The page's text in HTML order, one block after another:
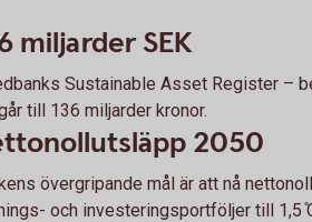
miljarder SEK
Sustainable Asset Register –
till 136 miljarder kronor.
2050
övergripande mål är att nå
och investeringsportföljer till 1,5